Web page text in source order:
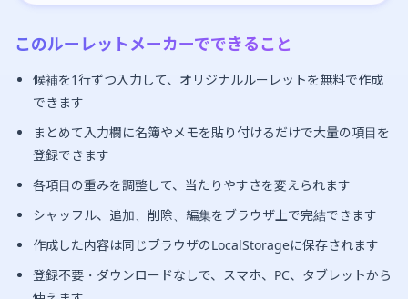
このルーレットメーカーでできること
候補を1行ずつ入力して、オリジナルルーレットを無料で作成
できます
まとめて入力欄に名簿やメモを貼り付けるだけで大量の項目を
登録できます
各項目の重みを調整して、当たりやすさを変えられます
シャッフル、追加、削除、編集をブラウザ上で完結できます
作成した内容は同じブラウザのLocalStorageに保存されます
登録不要・ダウンロードなしで、スマホ、PC、タブレットから